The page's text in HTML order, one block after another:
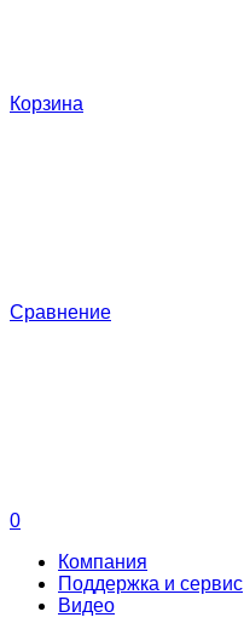
Корзина
Сравнение
0
Компания
Поддержка и сервис
Видео